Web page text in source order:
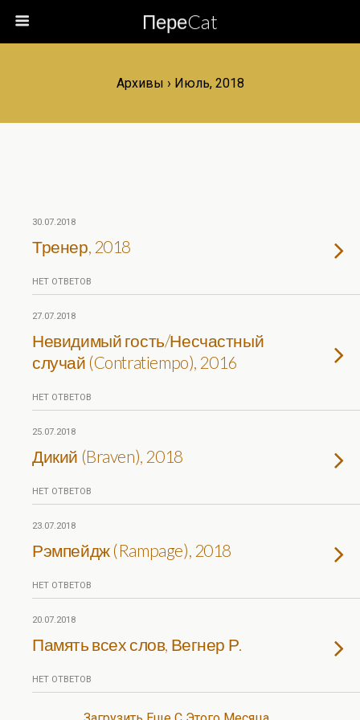
ПереCat
Архивы › Июль, 2018
30.07.2018
Тренер, 2018
НЕТ ОТВЕТОВ
27.07.2018
Невидимый гость/Несчастный
случай (Contratiempo), 2016
НЕТ ОТВЕТОВ
25.07.2018
Дикий (Braven), 2018
НЕТ ОТВЕТОВ
23.07.2018
Рэмпейдж (Rampage), 2018
НЕТ ОТВЕТОВ
20.07.2018
Память всех слов, Вегнер Р.
НЕТ ОТВЕТОВ